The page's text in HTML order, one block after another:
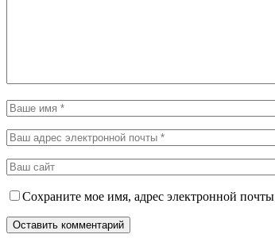
Сохраните мое имя, адрес электронной